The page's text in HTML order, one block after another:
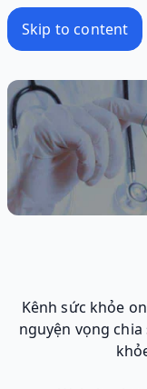
Skip to content
Kênh sức khỏe
nguyện vọng